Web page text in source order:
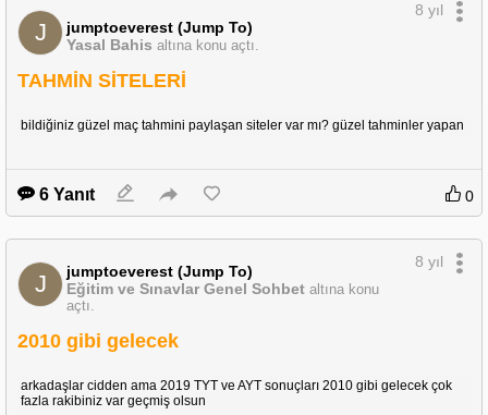
J
jumptoeverest (Jump To)
Yasal Bahis altına konu açtı.
8 yıl
TAHMİN SİTELERİ
bildiğiniz güzel maç tahmini paylaşan siteler var mı? güzel tahminler yapan
6 Yanıt 0
J
jumptoeverest (Jump To)
Eğitim ve Sınavlar Genel Sohbet altına konu
açtı.
8 yıl
2010 gibi gelecek
arkadaşlar cidden ama 2019 TYT ve AYT sonuçları 2010 gibi gelecek çok
fazla rakibiniz var geçmiş olsun